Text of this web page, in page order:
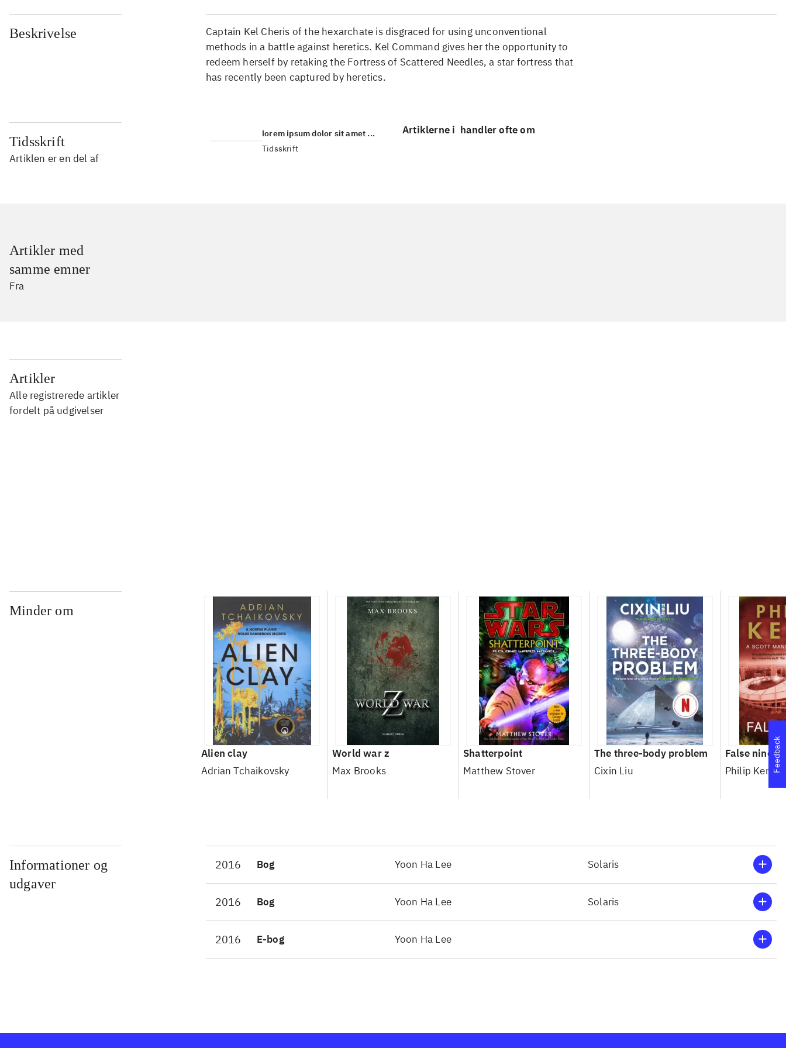
Beskrivelse
Captain Kel Cheris of the hexarchate is disgraced for using unconventional
methods in a battle against heretics. Kel Command gives her the opportunity to
redeem herself by retaking the Fortress of Scattered Needles, a star fortress that
has recently been captured by heretics.
Tidsskrift
Artiklen er en del af
lorem ipsum dolor sit amet ...
Tidsskrift
Artiklerne i handler ofte om
Artikler med
samme emner
Fra
Artikler
Alle registrerede artikler
fordelt på udgivelser
Minder om
Alien clay
Adrian Tchaikovsky
World war z
Max Brooks
Shatterpoint
Matthew Stover
The three-body problem
Cixin Liu
False nine
Philip Kerr
Informationer og
udgaver
2016 Bog Yoon Ha Lee Solaris
2016 Bog Yoon Ha Lee Solaris
2016 E-bog Yoon Ha Lee
Feedback